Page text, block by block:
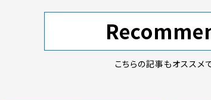
こちらの記事もオススメ